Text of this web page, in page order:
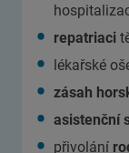
repatriaci
lékařské
zásah
asistenční
přivolání